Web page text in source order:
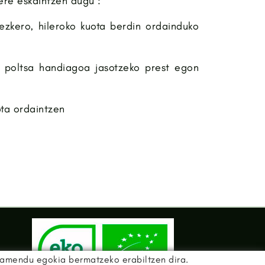
hileroko kuota berdin ordainduko
handiagoa jasotzeko prest egon
ordaintzen
egokia bermatzeko erabiltzen dira.